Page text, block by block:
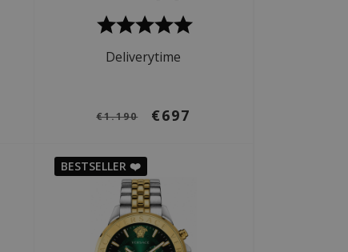
Deliverytime
€1.190 €697
BESTSELLER ❤️